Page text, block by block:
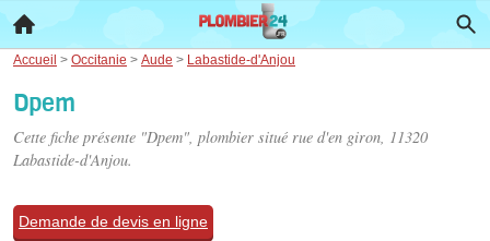
Accueil > Occitanie > Aude > Labastide-d'Anjou
Dpem
Cette fiche présente "Dpem", plombier situé rue d'en giron, 11320
Labastide-d'Anjou.
Demande de devis en ligne